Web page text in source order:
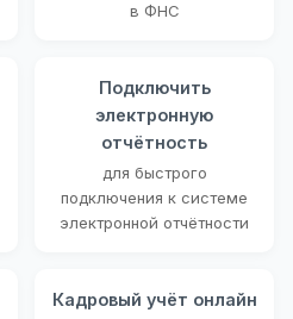
в ФНС
Подключить
электронную
отчётность
для быстрого
подключения к системе
электронной отчётности
Кадровый учёт онлайн